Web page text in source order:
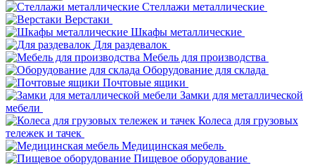
Стеллажи металлические
Верстаки
Шкафы металлические
Для раздевалок
Мебель для производства
Оборудование для склада
Почтовые ящики
Замки для металлической
мебели
Колеса для грузовых
тележек и тачек
Медицинская мебель
Пищевое оборудование